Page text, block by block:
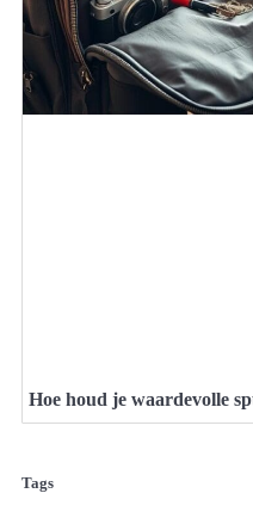
Hoe houd je waardevolle
Tags